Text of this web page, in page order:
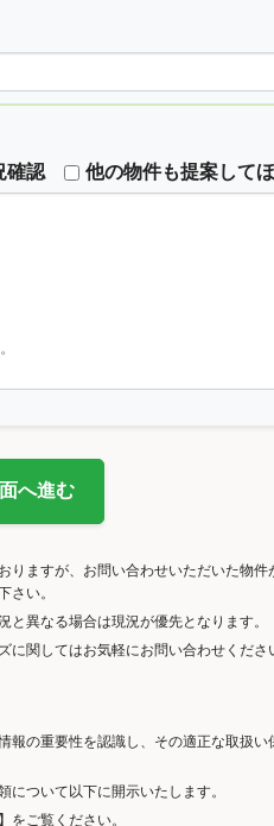
確認 他の物件も提案して
へ進む
ますが、お問い合わせいただいた物件
さい。
異なる場合は現況が優先となります。
関してはお気軽にお問い合わせくださ
報の重要性を認識し、その適正な取扱い
ついて以下に開示いたします。
】をご覧ください。